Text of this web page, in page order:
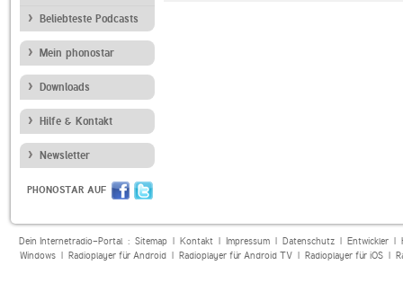
Beliebteste Podcasts
Mein phonostar
Downloads
Hilfe & Kontakt
Newsletter
PHONOSTAR AUF
Dein Internetradio-Portal : Sitemap| Kontakt| Impressum| Datenschutz| Entwickler|
Windows| Radioplayer für Android| Radioplayer für Android TV| Radioplayer für iOS|